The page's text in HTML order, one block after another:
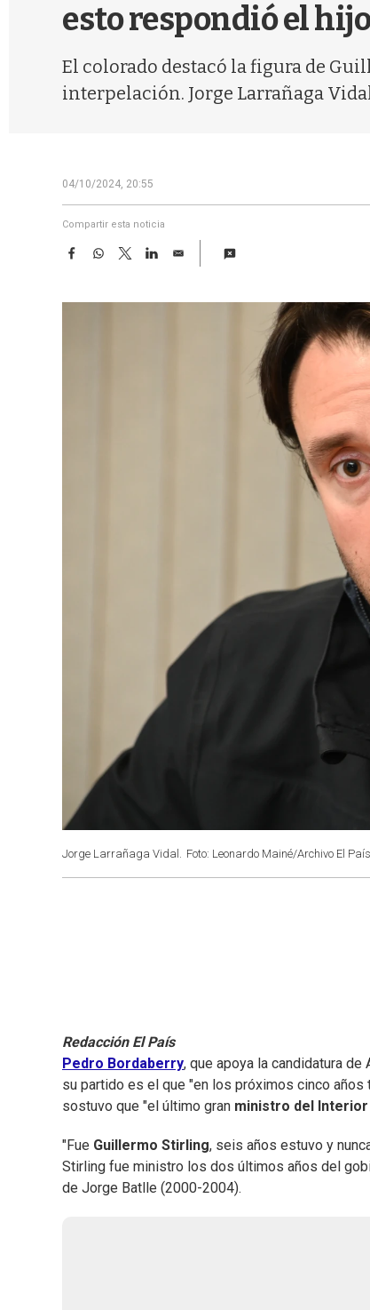
esto respondió el
El colorado destacó la figura de
interpelación. Jorge Larrañaga
04/10/2024, 20:55
Compartir esta noticia
F
e
W
t
T
w
t
L
k
E
i
Jorge Larrañaga Vidal. Foto: Leonardo Mainé/Archivo El
Redacción El País
Pedro Bordaberry, que apoya la candidatura
su partido es el que "en los próximos cinco
sostuvo que "el último gran ministro del Interior
"Fue Guillermo Stirling, seis años estuvo y
Stirling fue ministro los dos últimos años del
de Jorge Batlle (2000-2004).